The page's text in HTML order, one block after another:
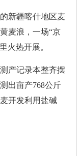
新疆喀什地区麦
麦浪，一场“京
火热开展。
产记录本整齐摆
出亩产768公斤
开发利用盐碱